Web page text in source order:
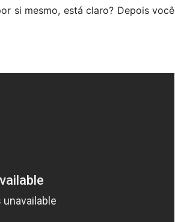
si mesmo, está claro? Depois você